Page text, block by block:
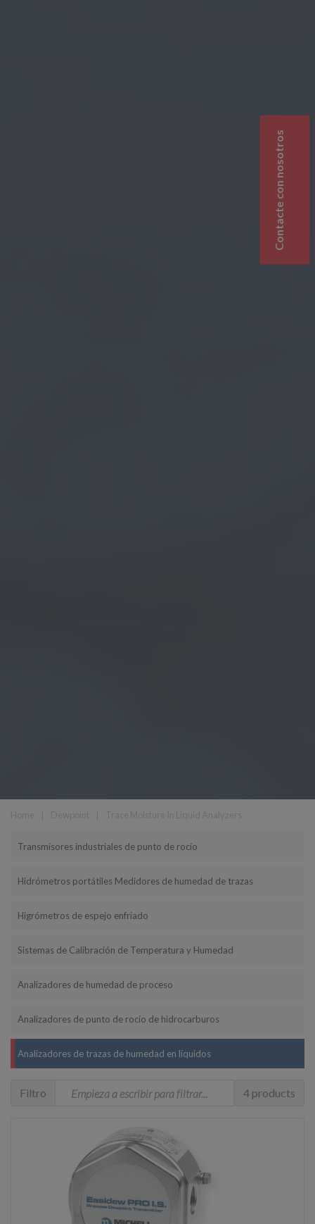
Transmisores industriales de punto de rocío
Hidrómetros portátiles Medidores de humedad de trazas
Higrómetros de espejo enfriado
Sistemas de Calibración de Temperatura y Humedad
Analizadores de humedad de proceso
Analizadores de punto de rocío de hidrocarburos
Analizadores de trazas de humedad en líquidos
Filtro 4 products
Contacte con nosotros